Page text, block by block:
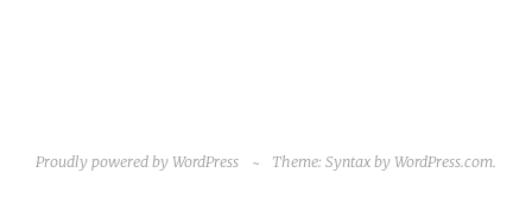
Proudly powered by WordPress ~ Theme: Syntax by WordPress.com.